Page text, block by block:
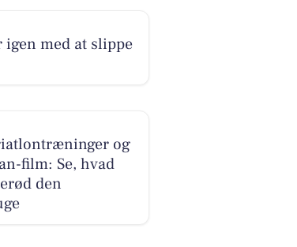
igen med at slippe
og
film: Se, hvad
den